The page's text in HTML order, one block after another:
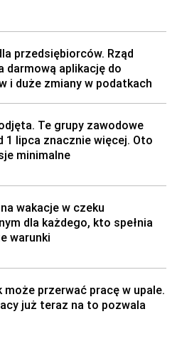
przedsiębiorców. Rząd
darmową aplikację do
i duże zmiany w podatkach
Te grupy zawodowe
1 lipca znacznie więcej. Oto
minimalne
wakacje w czeku
dla każdego, kto spełnia
warunki
może przerwać pracę w upale.
już teraz na to pozwala